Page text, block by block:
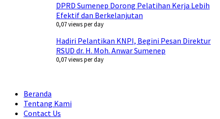
DPRD Sumenep Dorong Pelatihan Kerja Lebih
Efektif dan Berkelanjutan
0,07 views per day
Hadiri Pelantikan KNPI, Begini Pesan Direktur
RSUD dr. H. Moh. Anwar Sumenep
0,07 views per day
Beranda
Tentang Kami
Contact Us